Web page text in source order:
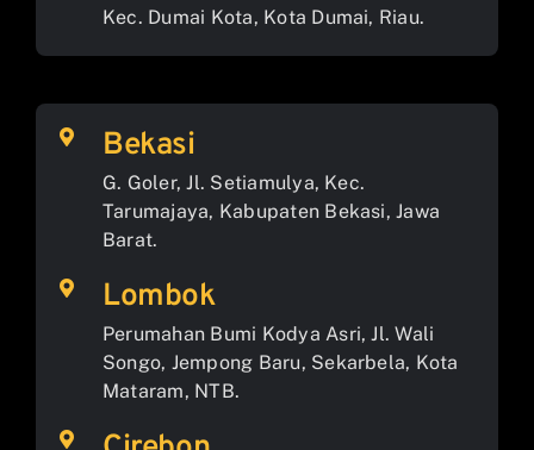
Kec. Dumai Kota, Kota Dumai, Riau.
Bekasi
G. Goler, Jl. Setiamulya, Kec.
Tarumajaya, Kabupaten Bekasi, Jawa
Barat.
Lombok
Perumahan Bumi Kodya Asri, Jl. Wali
Songo, Jempong Baru, Sekarbela, Kota
Mataram, NTB.